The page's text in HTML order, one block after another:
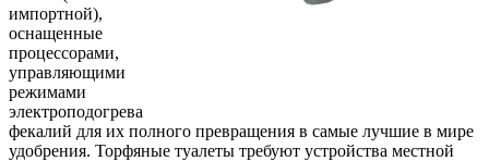
импортной),
оснащенные
процессорами,
управляющими
режимами
электроподогрева
фекалий для их полного превращения в самые лучшие в мире
удобрения. Торфяные туалеты требуют устройства местной